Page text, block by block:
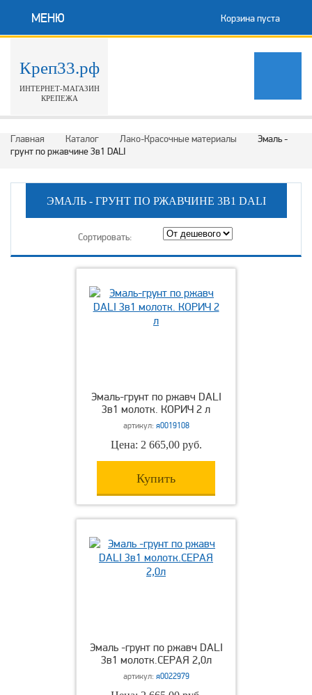
МЕНЮ Корзина пуста
Креп33.рф
ИНТЕРНЕТ-МАГАЗИН
КРЕПЕЖА
Главная Каталог Лако-Красочные материалы
Эмаль -
грунт по ржавчине 3в1 DALI
ЭМАЛЬ - ГРУНТ ПО РЖАВЧИНЕ 3В1 DALI
Сортировать:
Эмаль-грунт по ржавч DALI
3в1 молотк. КОРИЧ 2 л
артикул: я0019108
Цена: 2 665,00 руб.
Купить
Эмаль -грунт по ржавч DALI
3в1 молотк.СЕРАЯ 2,0л
артикул: я0022979